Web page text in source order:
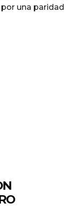
una paridad